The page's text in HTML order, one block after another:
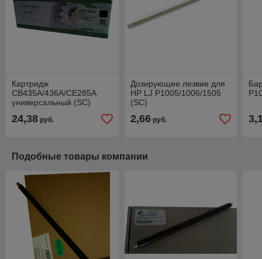
Картридж
CB435A/436A/CE285A
универсальный (SC)
24,38 руб.
Дозирующее лезвие для
HP LJ P1005/1006/1505
(SC)
2,66руб.
Подобные товары компании